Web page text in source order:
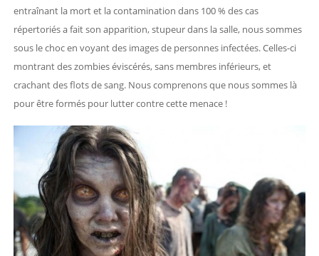
entraînant la mort et la contamination dans 100 % des cas
répertoriés a fait son apparition, stupeur dans la salle, nous sommes
sous le choc en voyant des images de personnes infectées. Celles-ci
montrant des zombies éviscérés, sans membres inférieurs, et
crachant des flots de sang. Nous comprenons que nous sommes là
pour être formés pour lutter contre cette menace !